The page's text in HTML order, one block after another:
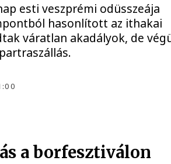
esti veszprémi odüsszeája
hasonlított az ithakai
váratlan akadályok, de
a borfesztiválon